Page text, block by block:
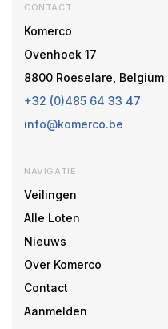
CONTACT
Komerco
Ovenhoek 17
8800 Roeselare, Belgium
+32 (0)485 64 33 47
info@komerco.be
NAVIGATIE
Veilingen
Alle Loten
Nieuws
Over Komerco
Contact
Aanmelden